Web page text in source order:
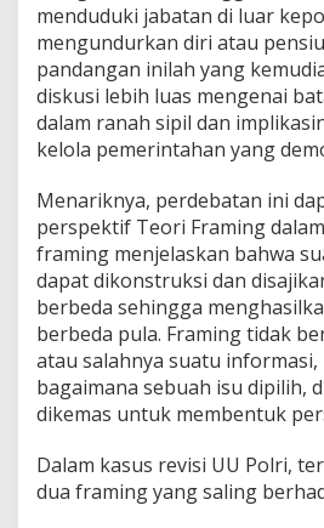
menduduki jabatan di luar
mengundurkan diri atau
pandangan inilah yang
diskusi lebih luas mengenai
dalam ranah sipil dan
kelola pemerintahan yang
Menariknya, perdebatan ini
perspektif Teori Framing
framing menjelaskan bahwa
dapat dikonstruksi dan
berbeda sehingga
berbeda pula. Framing tidak
atau salahnya suatu informasi,
bagaimana sebuah isu dipilih,
dikemas untuk membentuk
Dalam kasus revisi UU Polri,
dua framing yang saling